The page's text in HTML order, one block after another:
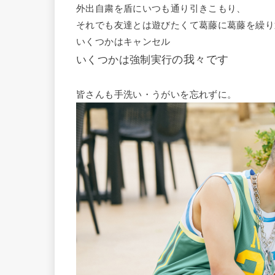
外出自粛を盾にいつも通り引きこもり、
それでも友達とは遊びたくて葛藤に葛藤を繰
いくつかはキャンセル
いくつかは強制実行の我々です
皆さんも手洗い・うがいを忘れずに。